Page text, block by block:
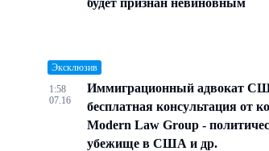
будет признан невиновным
Эксклюзив
1:58
07.16
Иммиграционный адвокат
бесплатная консультация от
Modern Law Group -
убежище в США и др.